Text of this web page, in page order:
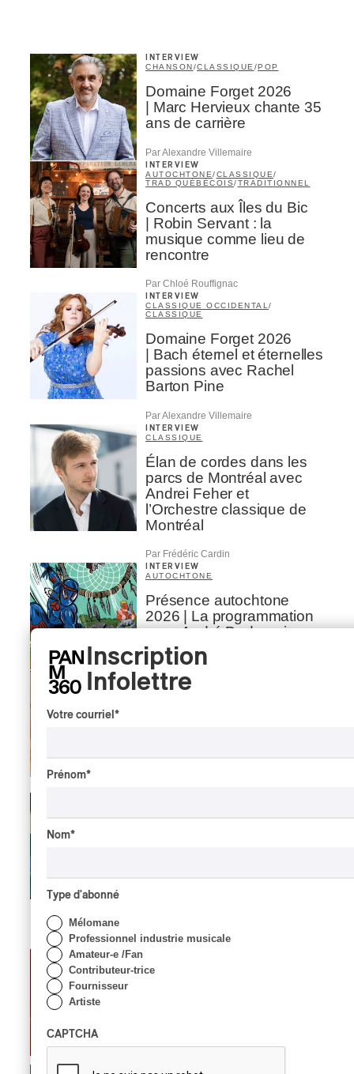
INTERVIEW
CHANSON /CLASSIQUE/POP
Domaine Forget 2026
| Marc Hervieux chante 35
ans de carrière
Par Alexandre Villemaire
INTERVIEW
AUTOCHTONE/CLASSIQUE/
TRAD QUÉBÉCOIS/TRADITIONNEL
Concerts aux Îles du Bic
| Robin Servant : la
musique comme lieu de
rencontre
Par Chloé Rouffignac
INTERVIEW
CLASSIQUE OCCIDENTAL/
CLASSIQUE
Domaine Forget 2026
| Bach éternel et éternelles
passions avec Rachel
Barton Pine
Par Alexandre Villemaire
INTERVIEW
CLASSIQUE
Élan de cordes dans les
parcs de Montréal avec
Andrei Feher et
l’Orchestre classique de
Montréal
Par Frédéric Cardin
INTERVIEW
AUTOCHTONE
Présence autochtone
2026 | La programmation
avec André Dudemaine
Par Frédéric Cardin
INTERVIEW
AUTOCHTONE
wolastoq
l’Ensemble Modulaire :
Par Chloé Rouffignac
CLASSIQUE OCCIDENTAL
Inscription
Infolettre
Votre courriel *
Prénom*
Nom*
Type d'abonné
Mélomane
Professionnel industrie musicale
Amateur-e /Fan
Contributeur-trice
Fournisseur
Artiste
CAPTCHA